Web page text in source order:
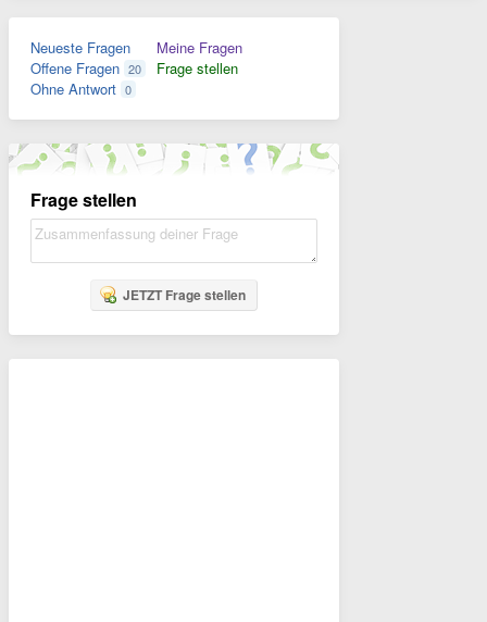
Neueste Fragen
Offene Fragen 20
Ohne Antwort 0
Meine Fragen
Frage stellen
Frage stellen
JETZT Frage stellen